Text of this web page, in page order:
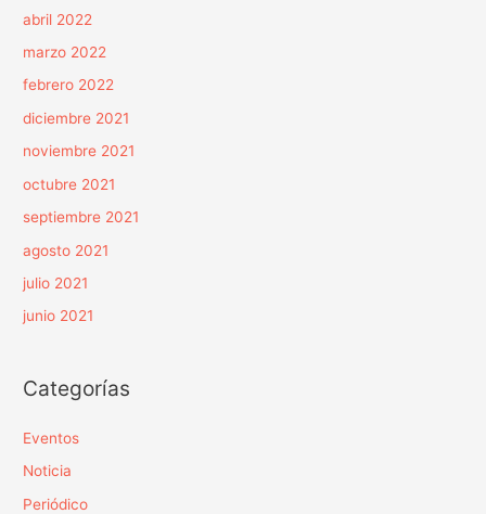
abril 2022
marzo 2022
febrero 2022
diciembre 2021
noviembre 2021
octubre 2021
septiembre 2021
agosto 2021
julio 2021
junio 2021
Categorías
Eventos
Noticia
Periódico